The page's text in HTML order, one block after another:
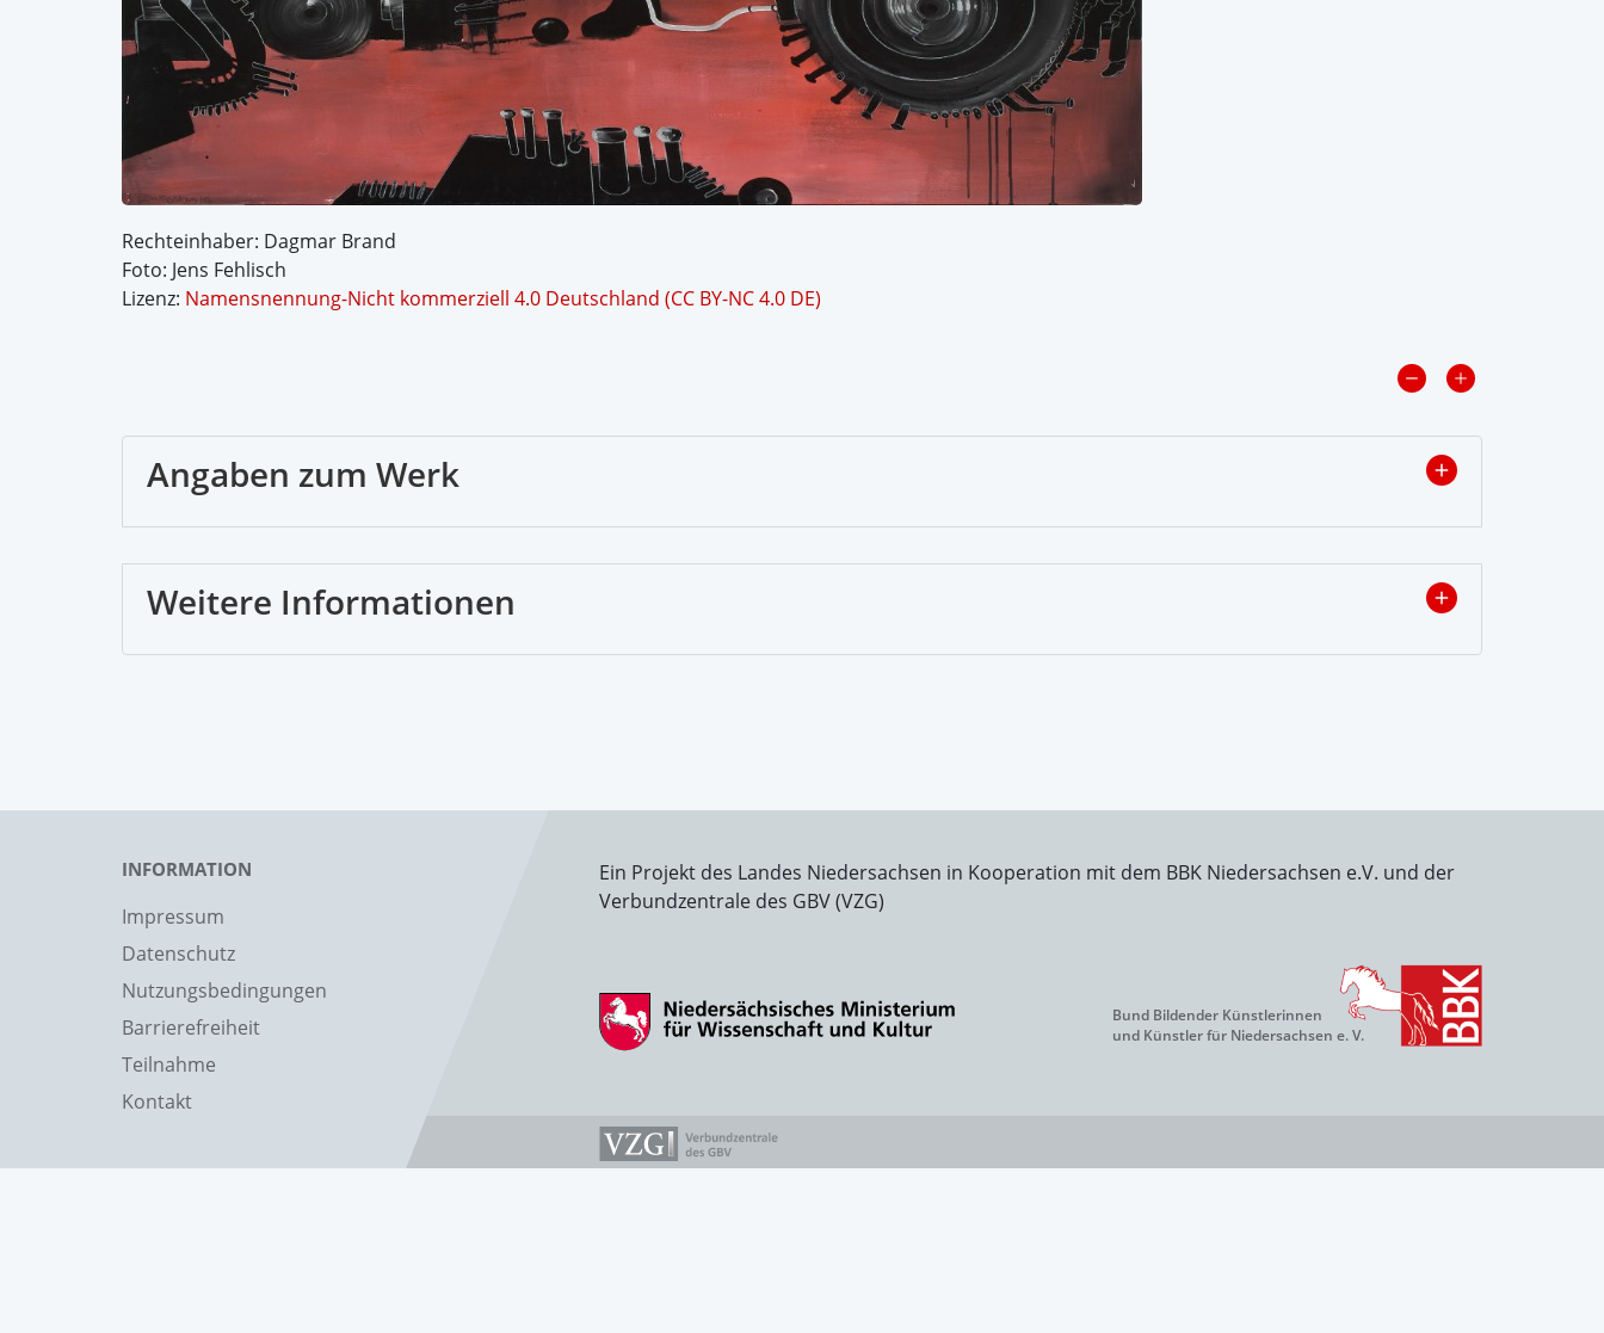
Rechteinhaber: Dagmar Brand
Foto: Jens Fehlisch
Lizenz: Namensnennung-Nicht kommerziell 4.0 Deutschland (CC BY-NC 4.0 DE)
Angaben zum Werk
Weitere Informationen
INFORMATION
Impressum
Datenschutz
Nutzungsbedingungen
Barrierefreiheit
Teilnahme
Kontakt
Ein Projekt des Landes Niedersachsen in Kooperation mit dem BBK Niedersachsen e.V. und der
Verbundzentrale des GBV (VZG)
Bund Bildender Künstlerinnen
und Künstler für Niedersachsen e. V.